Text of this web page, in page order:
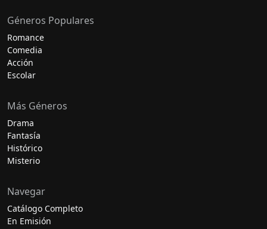
Géneros Populares
Romance
Comedia
Acción
Escolar
Más Géneros
Drama
Fantasía
Histórico
Misterio
Navegar
Catálogo Completo
En Emisión